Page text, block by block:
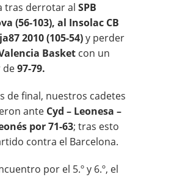
tras derrotar al SPB
(56-103), al Insolac CB
2010 (105-54)y perder
Basket con un
de97-79.
de final, nuestros cadetes
ante Cyd – Leonesa –
por 71-63; tras esto
contra el Barcelona.
por el 5.º y 6.º, el